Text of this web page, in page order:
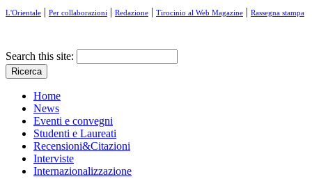
L'Orientale | Per collaborazioni | Redazione | Tirocinio al Web Magazine | Rassegna stampa
Search this site:
Home
News
Eventi e convegni
Studenti e Laureati
Recensioni&Citazioni
Interviste
Internazionalizzazione